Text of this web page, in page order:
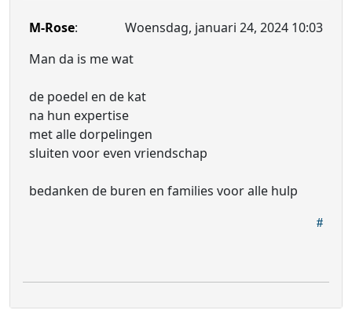
M-Rose:
Woensdag, januari 24, 2024 10:03
Man da is me wat
de poedel en de kat
na hun expertise
met alle dorpelingen
sluiten voor even vriendschap
bedanken de buren en families voor alle hulp